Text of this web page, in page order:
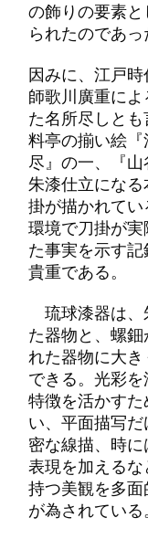
の飾りの要素
られたのであっ
因みに、江戸
師歌川廣重に
た名所尽しと
料亭の揃い絵
尽』の一、『山
朱漆仕立になる
掛が描かれて
環境で刀掛が
た事実を示す
貴重である。
琉球漆器は、
た器物と、螺鈿
れた器物に大
できる。光彩
特徴を活かすた
い、平面描写
密な線描、時
表現を加える
持つ美観を多
が為されている